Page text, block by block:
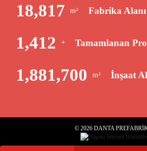
19,579 m² Fabrika Alanı
1,469 + Tamamlanan
1,957,803 m² İnşaat
© 2026 DANTA